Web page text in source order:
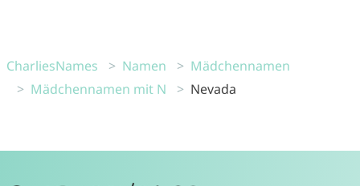
CharliesNames Namen
Mädchennamen
Mädchennamen mit N
Nevada